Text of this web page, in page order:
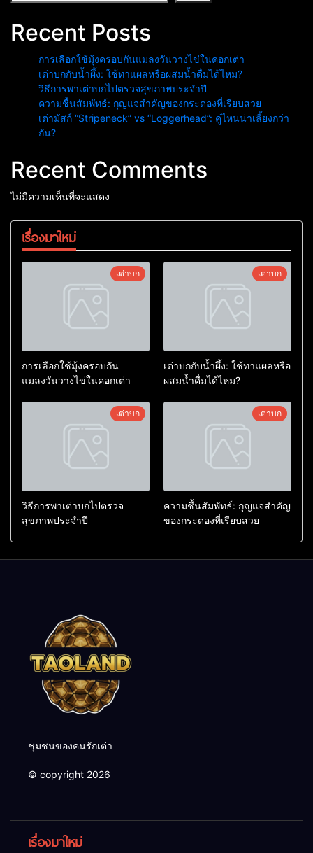
Recent Posts
การเลือกใช้มุ้งครอบกันแมลงวันวางไข่ในคอกเต่า
เต่าบกกับน้ำผึ้ง: ใช้ทาแผลหรือผสมน้ำดื่มได้ไหม?
วิธีการพาเต่าบกไปตรวจสุขภาพประจำปี
ความชื้นสัมพัทธ์: กุญแจสำคัญของกระดองที่เรียบสวย
เต่ามัสก์ “Stripeneck” vs “Loggerhead”: คู่ไหนน่าเลี้ยงกว่า
กัน?
Recent Comments
ไม่มีความเห็นที่จะแสดง
เรื่องมาใหม่
เต่าบก
การเลือกใช้มุ้งครอบกัน
แมลงวันวางไข่ในคอกเต่า
เต่าบก
เต่าบกกับน้ำผึ้ง: ใช้ทาแผลหรือ
ผสมน้ำดื่มได้ไหม?
เต่าบก
วิธีการพาเต่าบกไปตรวจ
สุขภาพประจำปี
เต่าบก
ความชื้นสัมพัทธ์: กุญแจสำคัญ
ของกระดองที่เรียบสวย
ชุมชนของคนรักเต่า
© copyright 2026
เรื่องมาใหม่